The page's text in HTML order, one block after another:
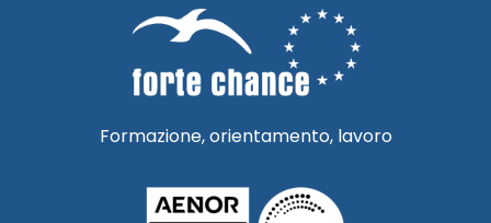
Formazione, orientamento, lavoro